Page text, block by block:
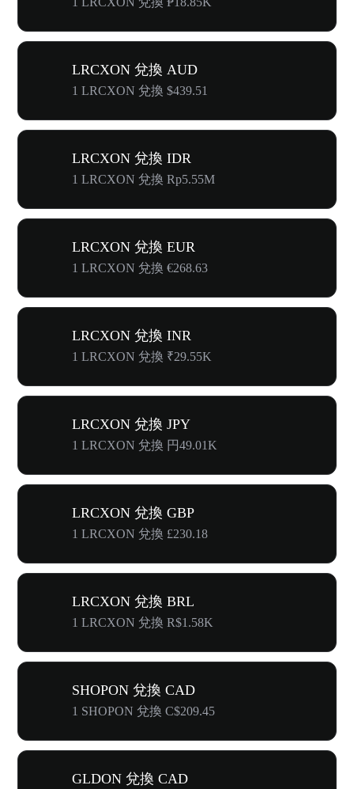
LRCXON 兌換 AUD
1 LRCXON 兌換 $439.51
LRCXON 兌換 IDR
1 LRCXON 兌換 Rp5.55M
LRCXON 兌換 EUR
1 LRCXON 兌換 €268.63
LRCXON 兌換 INR
1 LRCXON 兌換 ₹29.55K
LRCXON 兌換 JPY
1 LRCXON 兌換 円49.01K
LRCXON 兌換 GBP
1 LRCXON 兌換 £230.18
LRCXON 兌換 BRL
1 LRCXON 兌換 R$1.58K
SHOPON 兌換 CAD
1 SHOPON 兌換 C$209.45
GLDON 兌換 CAD